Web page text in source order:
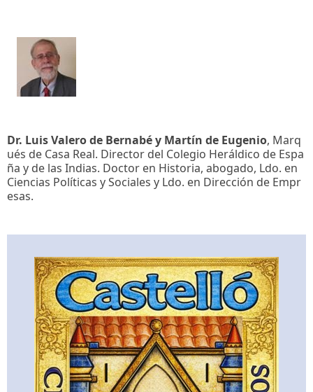
Dr. Luis Valero de Bernabé y Martín de Eugenio, Marq
ués de Casa Real. Director del Colegio Heráldico de Espa
ña y de las Indias. Doctor en Historia, abogado, Ldo. en
Ciencias Políticas y Sociales y Ldo. en Dirección de Empr
esas.